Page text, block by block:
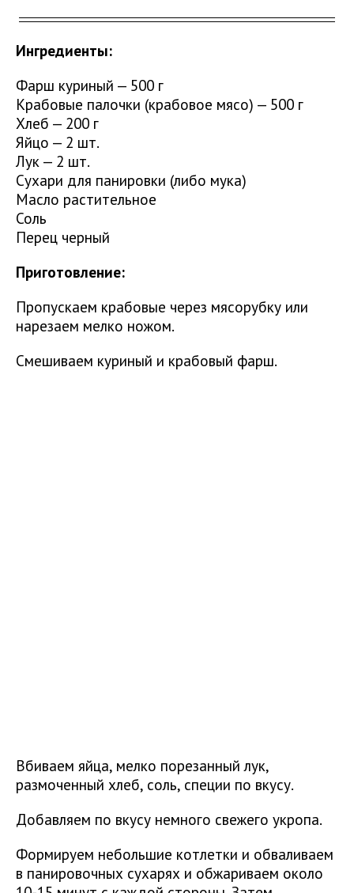
Ингредиенты:
Фарш куриный — 500 г
Крабовые палочки (крабовое мясо) — 500 г
Хлеб — 200 г
Яйцо — 2 шт.
Лук — 2 шт.
Сухари для панировки (либо мука)
Масло растительное
Соль
Перец черный
Приготовление:
Пропускаем крабовые через мясорубку или
нарезаем мелко ножом.
Смешиваем куриный и крабовый фарш.
Вбиваем яйца, мелко порезанный лук,
размоченный хлеб, соль, специи по вкусу.
Добавляем по вкусу немного свежего укропа.
Формируем небольшие котлетки и обваливаем
в панировочных сухарях и обжариваем около